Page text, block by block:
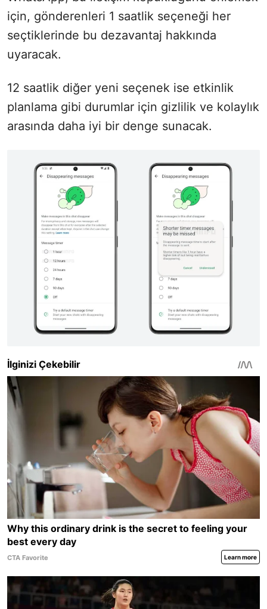
için, gönderenleri 1 saatlik seçeneği her
seçtiklerinde bu dezavantaj hakkında
uyaracak.
12 saatlik diğer yeni seçenek ise etkinlik
planlama gibi durumlar için gizlilik ve kolaylık
arasında daha iyi bir denge sunacak.